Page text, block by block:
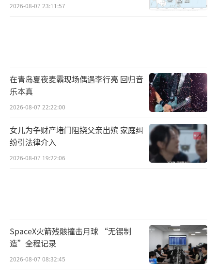
2026-08-07 23:11:57
在青岛夏夜麦霸现场偶遇李行亮 回归音
乐本真
2026-08-07 22:22:00
女儿为争财产堵门阻挠父亲出殡 家庭纠
纷引法律介入
2026-08-07 19:22:06
SpaceX火箭残骸撞击月球 “无锡制
造”全程记录
2026-08-07 08:32:45